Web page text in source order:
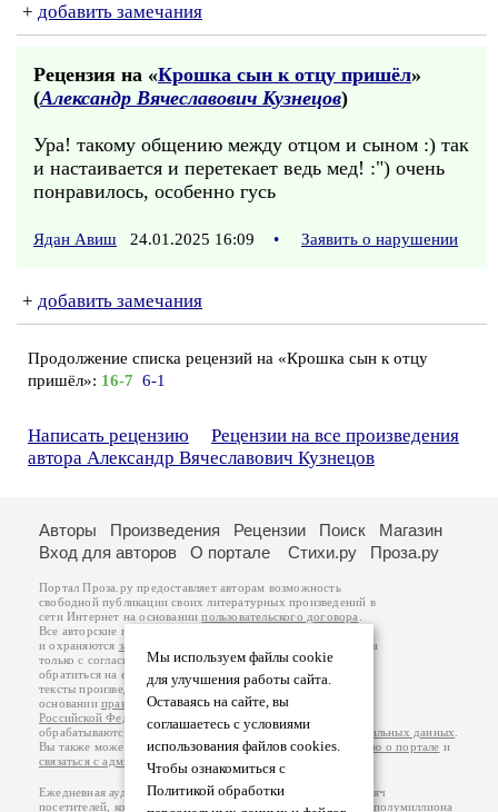
+ добавить замечания
Рецензия на «Крошка сын к отцу пришёл»
(Александр Вячеславович Кузнецов)
Ура! такому общению между отцом и сыном :) так
и настаивается и перетекает ведь мед! :") очень
понравилось, особенно гусь
Ядан Авиш 24.01.2025 16:09 • Заявить о нарушении
+ добавить замечания
Продолжение списка рецензий на «Крошка сын к отцу
пришёл»: 16-7 6-1
Написать рецензию
Рецензии на все произведения
автора Александр Вячеславович Кузнецов
Мы используем файлы cookie
для улучшения работы сайта.
Оставаясь на сайте, вы
соглашаетесь с условиями
использования файлов cookies.
Чтобы ознакомиться с
Политикой обработки
Авторы Произведения Рецензии Поиск
Магазин
Вход для авторов
О портале Стихи.ру Проза.ру
Портал Проза.ру предоставляет авторам возможность
свободной публикации своих литературных произведений в
сети Интернет на основаниипользовательского договора
Все авторские права на произведения принадлежат авторам
и охраняются законом
. Перепечатка произведений возможна
только с согласия его автора, к которому вы можете
обратиться на его авторской странице. Ответственность за
тексты произведений авторы несут самостоятельно на
основанииправил публикацииизаконодательства
Российской Федерации
обрабатываются на основанииПолитики обработки персональных данных
Вы также можете посмотреть более подробнуюинформацию о портале и
связаться с администрацией
Ежедневная аудитория портала Проза.ру – порядка 100 тысяч
посетителей, которые в общей сумме просматривают более полумиллиона